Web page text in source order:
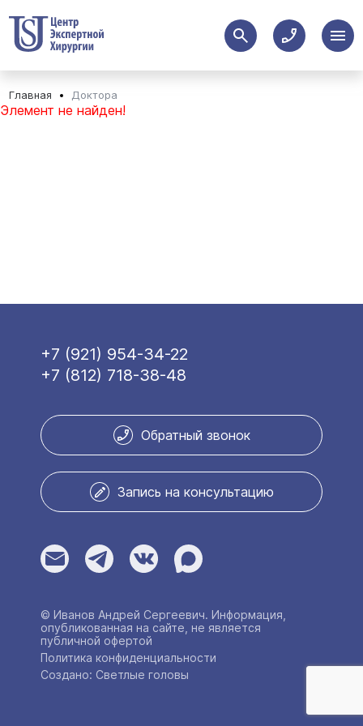
Главная Доктора
Элемент не найден!
+7 (921) 954-34-22
+7 (812) 718-38-48
Обратный звонок
Запись на консультацию
© Иванов Андрей Сергеевич. Информация,
опубликованная на сайте, не является
публичной офертой
Политика конфиденциальности
Создано: Светлые головы